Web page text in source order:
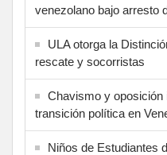
venezolano bajo arresto
ULA otorga la
rescate y socorristas
Chavismo y oposición
transición política en
Niños de Estudiantes